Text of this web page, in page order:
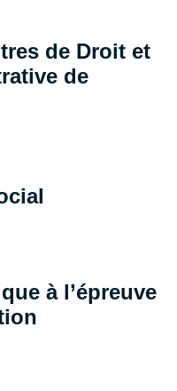
de Droit et
de
à l’épreuve